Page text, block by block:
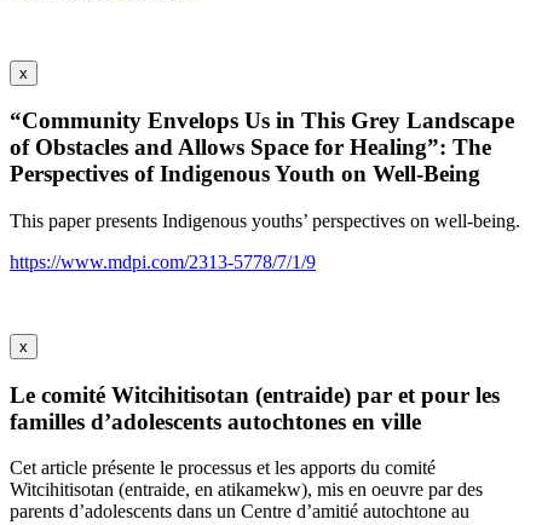
x
“Community Envelops Us in This Grey Landscape
of Obstacles and Allows Space for Healing”: The
Perspectives of Indigenous Youth on Well-Being
This paper presents Indigenous youths’ perspectives on well-being.
https://www.mdpi.com/2313-5778/7/1/9
x
Le comité Witcihitisotan (entraide) par et pour les
familles d’adolescents autochtones en ville
Cet article présente le processus et les apports du comité
Witcihitisotan (entraide, en atikamekw), mis en oeuvre par des
parents d’adolescents dans un Centre d’amitié autochtone au